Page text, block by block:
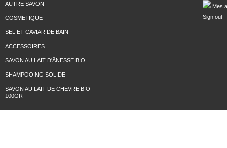
AUTRE SAVON
COSMETIQUE
SEL ET CAVIAR DE BAIN
ACCESSOIRES
SAVON AU LAIT D'ÂNESSE BIO
SHAMPOOING SOLIDE
SAVON AU LAIT DE CHEVRE BIO
100GR
Mes
Sign out